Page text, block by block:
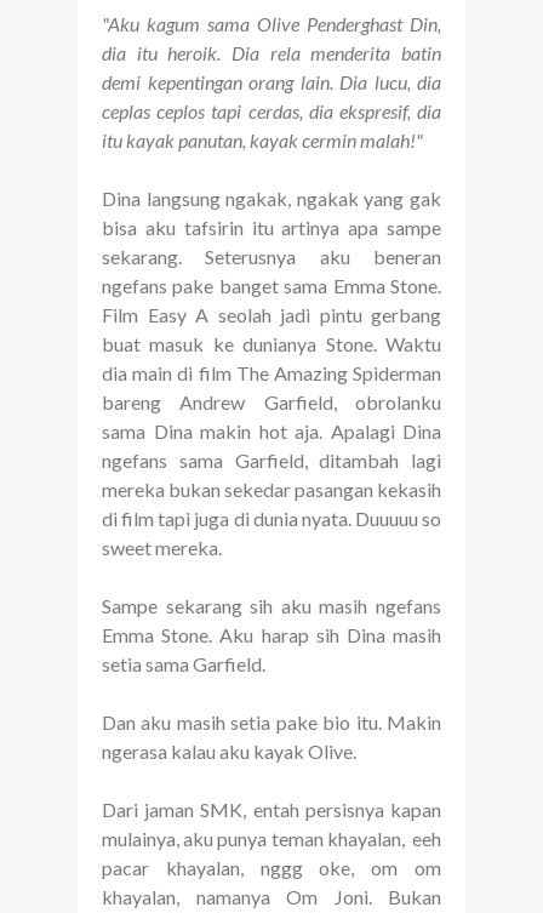
"Aku kagum sama Olive Penderghast Din,
dia itu heroik. Dia rela menderita batin
demi kepentingan orang lain. Dia lucu, dia
ceplas ceplos tapi cerdas, dia ekspresif, dia
itu kayak panutan, kayak cermin malah!"
Dina langsung ngakak, ngakak yang gak
bisa aku tafsirin itu artinya apa sampe
sekarang. Seterusnya aku beneran
ngefans pake banget sama Emma Stone.
Film Easy A seolah jadi pintu gerbang
buat masuk ke dunianya Stone. Waktu
dia main di film The Amazing Spiderman
bareng Andrew Garfield, obrolanku
sama Dina makin hot aja. Apalagi Dina
ngefans sama Garfield, ditambah lagi
mereka bukan sekedar pasangan kekasih
di film tapi juga di dunia nyata. Duuuuu so
sweet mereka.
Sampe sekarang sih aku masih ngefans
Emma Stone. Aku harap sih Dina masih
setia sama Garfield.
Dan aku masih setia pake bio itu. Makin
ngerasa kalau aku kayak Olive.
Dari jaman SMK, entah persisnya kapan
mulainya, aku punya teman khayalan, eeh
pacar khayalan, nggg oke, om om
khayalan, namanya Om Joni. Bukan